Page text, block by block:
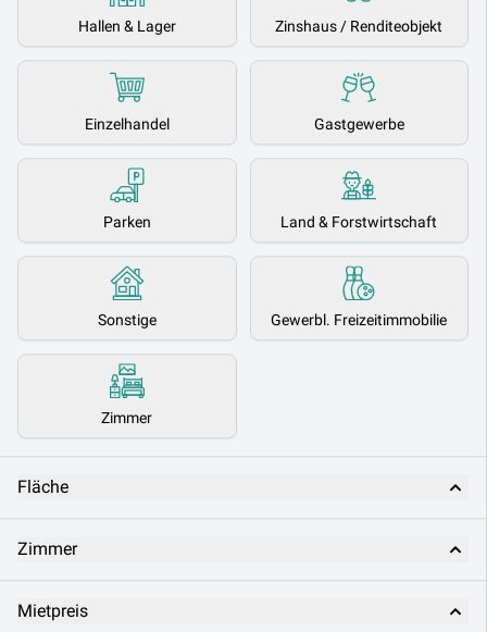
Hallen & Lager Zinshaus / Renditeobjekt
Einzelhandel Gastgewerbe
Parken Land & Forstwirtschaft
Sonstige Gewerbl. Freizeitimmobilie
Zimmer
Fläche
Zimmer
Mietpreis